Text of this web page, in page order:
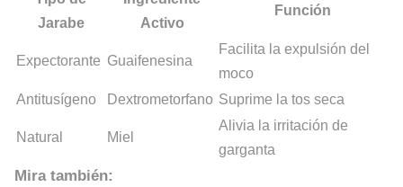
Jarabe
Activo
Función
Expectorante Guaifenesina
Facilita la expulsión del
moco
Antitusígeno
Dextrometorfano Suprime la tos seca
Natural Miel
Alivia la irritación de
garganta
Mira también: